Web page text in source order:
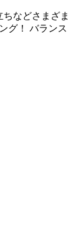
ちなどさまざま
グ！ バランス